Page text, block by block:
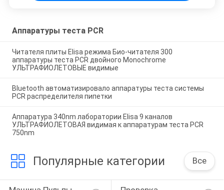
Аппаратуры теста PCR
Читателя плиты Elisa режима Био-читателя 300
аппаратуры теста PCR двойного Monochrome
УЛЬТРАФИОЛЕТОВЫЕ видимые
Bluetooth автоматизировало аппаратуры теста системы
PCR распределителя пипетки
Аппаратура 340nm лаборатории Elisa 9 каналов
УЛЬТРАФИОЛЕТОВАЯ видимая к аппаратурам теста PCR
750nm
Популярные категории Все